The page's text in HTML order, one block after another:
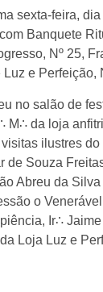
sexta-feira,
Banquete
Nº 25,
e Perfeição,
no salão de
M∴ da loja
ilustres
de Souza
Abreu da
o
Ir∴
Loja Luz e